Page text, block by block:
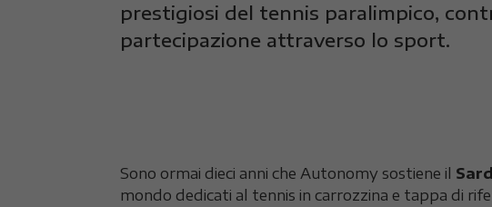
prestigiosi del tennis paralimpico,
partecipazione attraverso lo sport.
Sono ormai dieci anni che Autonomy sostiene il
mondo dedicati al tennis in carrozzina e tappa di